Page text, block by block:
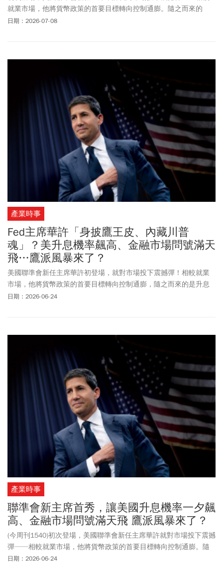
就業市場，他將貨幣政策的首要目標轉向控制通膨。隨之而來的
是，升息預期扶搖直上，聯準會立場瞬間由鴿轉鷹，除了抗通膨，
日期：2026-07-08
產業時事
Fed主席華許「身披鷹王皮、內藏川普
魂」？美升息機率飆高、金融市場問號滿天
飛…鷹派風暴來了？
美國聯準會新任主席華許初登場，就對市場投下震撼彈！相較就業
市場，他將貨幣政策的首要目標轉向控制通膨，隨之而來的是升息
預期扶搖直上，聯準會立場瞬間由鴿轉鷹。
日期：2026-06-24
產業時事
聯準會新主席首秀，讓美國升息機率一夕飆
高、金融市場問號滿天飛 鷹派風暴來了？
(今周刊1540)初次登場，美國聯準會新任主席華許就對市場投下震撼
彈──相較就業市場，他將貨幣政策的首要目標轉向控制通膨。隨
之而來的是，升息預期扶搖直上，聯準會立場瞬間由鴿轉鷹，除了
日期：2026-06-24